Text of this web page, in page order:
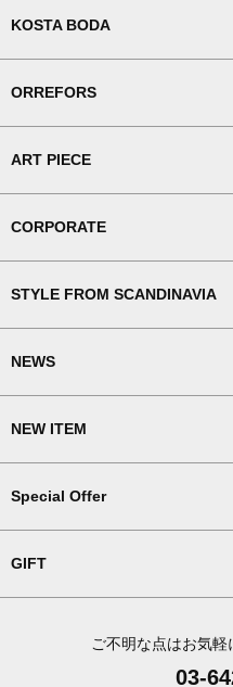
KOSTA BODA
ORREFORS
ART PIECE
CORPORATE
STYLE FROM SCANDINAVIA
NEWS
NEW ITEM
Special Offer
GIFT
ご不明な点はお気
03-